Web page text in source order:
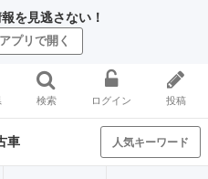
を見逃さない！
アプリで開く
検索 ログイン 投稿
車 人気キーワード